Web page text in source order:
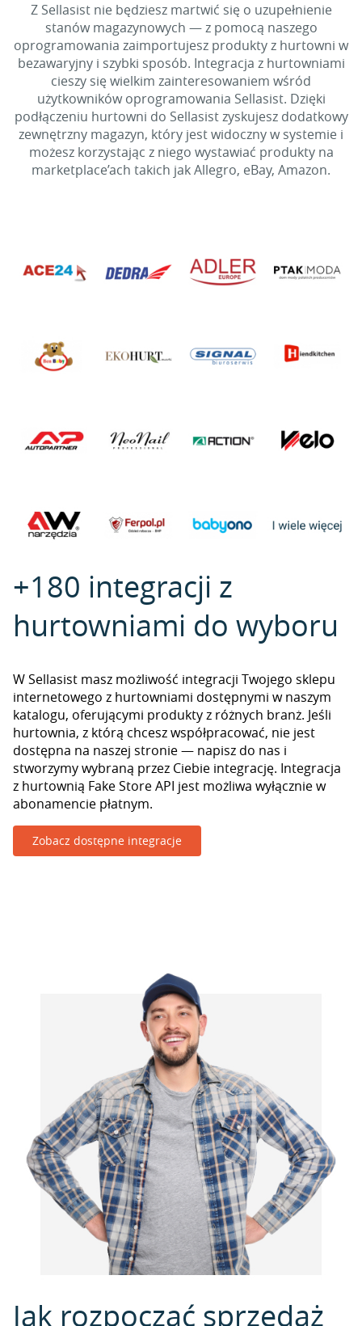
Z Sellasist nie będziesz martwić się o uzupełnienie
stanów magazynowych — z pomocą naszego
oprogramowania zaimportujesz produkty z hurtowni w
bezawaryjny i szybki sposób. Integracja z hurtowniami
cieszy się wielkim zainteresowaniem wśród
użytkowników oprogramowania Sellasist. Dzięki
podłączeniu hurtowni do Sellasist zyskujesz dodatkowy
zewnętrzny magazyn, który jest widoczny w systemie i
możesz korzystając z niego wystawiać produkty na
marketplace’ach takich jak Allegro, eBay, Amazon.
+180 integracji z
hurtowniami do wyboru
W Sellasist masz możliwość integracji Twojego sklepu
internetowego z hurtowniami dostępnymi w naszym
katalogu, oferującymi produkty z różnych branż. Jeśli
hurtownia, z którą chcesz współpracować, nie jest
dostępna na naszej stronie — napisz do nas i
stworzymy wybraną przez Ciebie integrację. Integracja
z hurtownią Fake Store API jest możliwa wyłącznie w
abonamencie płatnym.
Zobacz dostępne integracje
Jak rozpocząć sprzedaż